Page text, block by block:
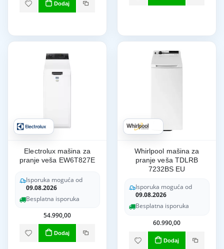
Dodaj
Electrolux mašina za
pranje veša EW6T827E
Isporuka moguća od
09.08.2026
Besplatna isporuka
54.990,00
Dodaj
Whirlpool mašina za
pranje veša TDLRB
7232BS EU
Isporuka moguća od
09.08.2026
Besplatna isporuka
60.990,00
Dodaj